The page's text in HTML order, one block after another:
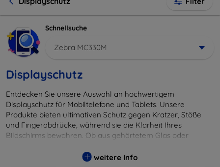
Schnellsuche
Zebra MC330M
Displayschutz
Entdecken Sie unsere Auswahl an hochwertigem
Displayschutz für Mobiltelefone und Tablets. Unsere
Produkte bieten ultimativen Schutz gegen Kratzer, Stöße
und Fingerabdrücke, während sie die Klarheit Ihres
Bildschirms bewahren. Ob aus gehärtetem Glas oder
installieren und passgenau für jedes Gerät, um eine
weitere Info